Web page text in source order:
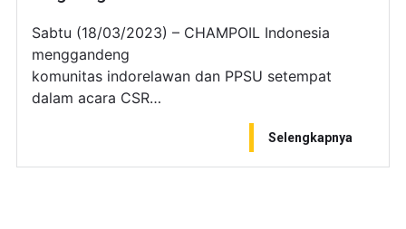
Sabtu (18/03/2023) – CHAMPOIL Indonesia
menggandeng
komunitas indorelawan dan PPSU setempat
dalam acara CSR…
Selengkapnya